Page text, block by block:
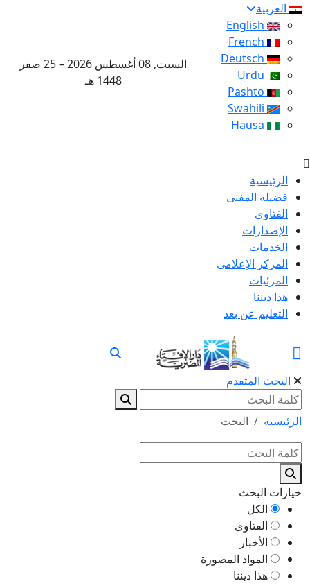
العربية
السبت, 08 أغسطس 2026 – 25 صفر
1448 هـ
الرئيسية
فضيلة المفتى
الفتاوى
الإصدارات
الخدمات
المركز الإعلامى
المرئيات
هذا ديننا
التعليم عن بعد
البحث المتقدم
الرئيسية البحث
خيارات البحث
الكل
الفتاوى
الأخبار
المواد المصورة
هذا ديننا